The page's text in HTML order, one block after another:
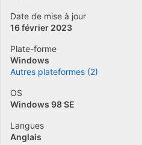
Date de mise à jour
16 février 2023
Plate-forme
Windows
Autres plateformes (2)
OS
Windows 98 SE
Langues
Anglais